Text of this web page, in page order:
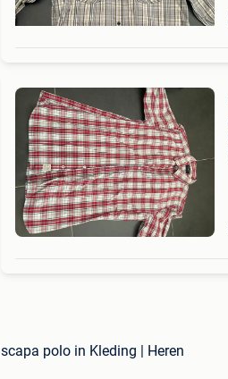
scapa polo in Kleding | Heren